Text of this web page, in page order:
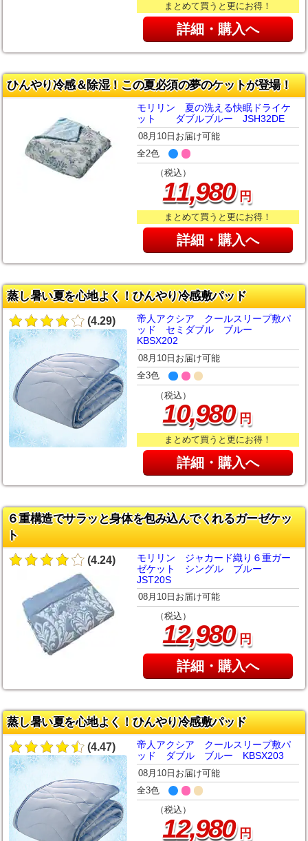
まとめて買うと更にお得！
詳細・購入へ
ひんやり冷感＆除湿！この夏必須の夢のケットが登場！
モリリン 夏の洗える快眠ドライケ
ット ダブルブルー JSH32DE
08月10日お届け可能
全2色
（税込）
11,980円
まとめて買うと更にお得！
詳細・購入へ
蒸し暑い夏を心地よく！ひんやり冷感敷パッド
(4.29)
帝人アクシア クールスリープ敷パ
ッド セミダブル ブルー
KBSX202
08月10日お届け可能
全3色
（税込）
10,980円
まとめて買うと更にお得！
詳細・購入へ
６重構造でサラッと身体を包み込んでくれるガーゼケッ
ト
(4.24)
モリリン ジャカード織り６重ガー
ゼケット シングル ブルー
JST20S
08月10日お届け可能
（税込）
12,980円
詳細・購入へ
蒸し暑い夏を心地よく！ひんやり冷感敷パッド
(4.47)
帝人アクシア クールスリープ敷パ
ッド ダブル ブルー KBSX203
08月10日お届け可能
全3色
（税込）
12,980円